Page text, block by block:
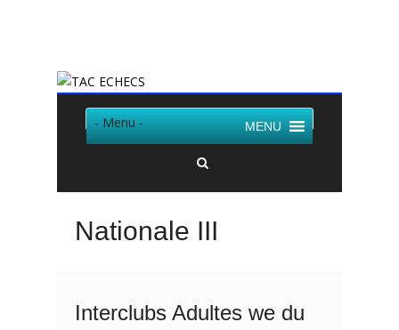
- Menu - MENU
Nationale III
Interclubs Adultes we du